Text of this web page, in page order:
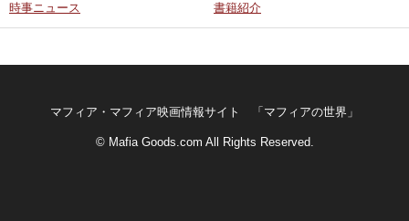
時事ニュース 書籍紹介
マフィア・マフィア映画情報サイト 「マフィアの世界」
© Mafia Goods.com All Rights Reserved.